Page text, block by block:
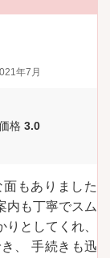
年7月
格 3.0
もありました
内も丁寧でスム
としてくれ、
、 手続きも迅